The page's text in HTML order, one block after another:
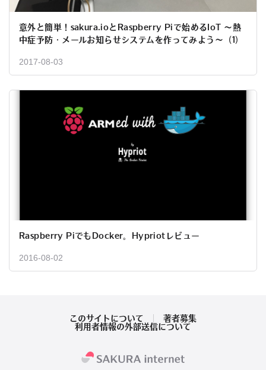
意外と簡単！sakura.ioとRaspberry Piで始めるIoT ～熱
中症予防・メールお知らせシステムを作ってみよう～（1）
2017-08-03
Raspberry PiでもDocker。Hypriotレビュー
2016-08-02
このサイトについて
著者募集
利用者情報の外部送信について